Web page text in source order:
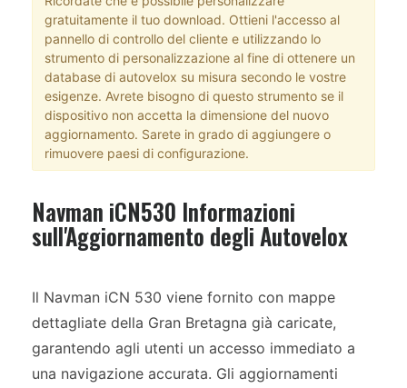
gratuitamente il tuo download. Ottieni l'accesso al
pannello di controllo del cliente e utilizzando lo
strumento di personalizzazione al fine di ottenere un
database di autovelox su misura secondo le vostre
esigenze. Avrete bisogno di questo strumento se il
dispositivo non accetta la dimensione del nuovo
aggiornamento. Sarete in grado di aggiungere o
rimuovere paesi di configurazione.
Navman iCN530 Informazioni
sull'Aggiornamento degli Autovelox
Il Navman iCN 530 viene fornito con mappe
dettagliate della Gran Bretagna già caricate,
garantendo agli utenti un accesso immediato a
una navigazione accurata. Gli aggiornamenti